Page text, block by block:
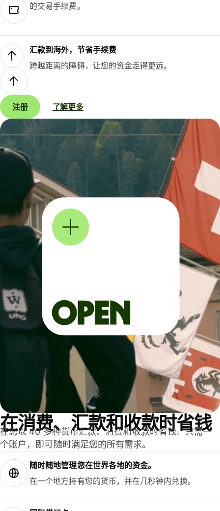
的交易手续费。
汇款到海外，节省手续费
跨越距离的障碍，让您的资金走得更远。
注册 了解更多
在消费、汇款和收款时省钱
在您以 40 多种货币汇款、消费和收款时省钱。只需一
个账户，即可随时满足您的所有需求。
随时随地管理您在世界各地的资金。
在一个地方持有您的货币，并在几秒钟内兑换。